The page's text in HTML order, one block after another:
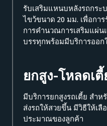
รับเสริมแหนบหลังรถกร
ไขว้ขนาด 20 มม. เพื่อก
การคำนวณการเสริมแผ่
บรรทุกพร้อมมีบริการออก
ยกสูง-โหลดเตี้
มีบริการยกสูงรถเตี้ย สำห
ส่งรถให้สวยขึ้น มีวิธีให้เ
ประมาณของลูกค้า